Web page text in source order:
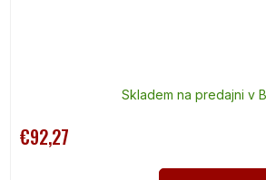
Skladem na predajni v
€92,27